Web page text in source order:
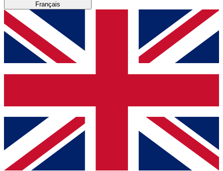
Français